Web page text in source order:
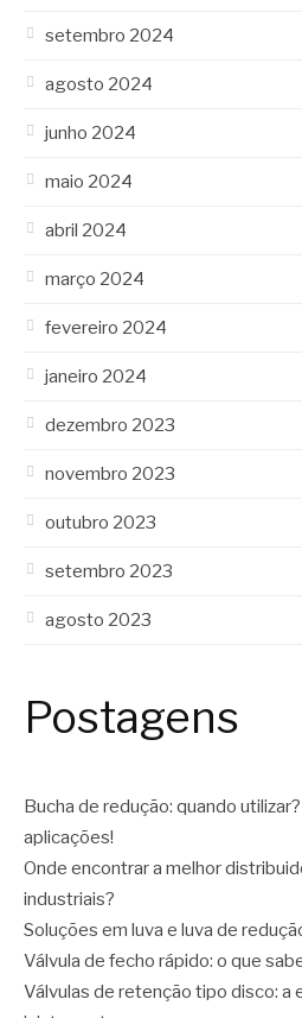
setembro 2024
agosto 2024
junho 2024
maio 2024
abril 2024
março 2024
fevereiro 2024
janeiro 2024
dezembro 2023
novembro 2023
outubro 2023
setembro 2023
agosto 2023
Postagens
Bucha de redução: quando
aplicações!
Onde encontrar a melhor
industriais?
Soluções em luva e luva de
Válvula de fecho rápido: o que
Válvulas de retenção tipo disco: a